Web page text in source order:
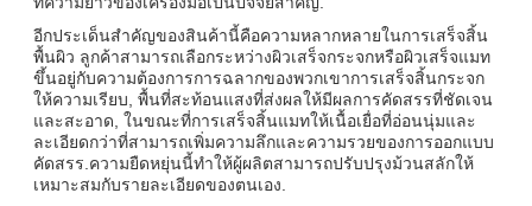
อีกประเด็นสําคัญของสินค้านี้คือความหลากหลายในการเสร็จสิ้น
พื้นผิว ลูกค้าสามารถเลือกระหว่างผิวเสร็จกระจกหรือผิวเสร็จแมท
ขึ้นอยู่กับความต้องการการฉลากของพวกเขาการเสร็จสิ้นกระจก
ให้ความเรียบ, พื้นที่สะท้อนแสงที่ส่งผลให้มีผลการคัดสรรที่ชัดเจน
และสะอาด, ในขณะที่การเสร็จสิ้นแมทให้เนื้อเยื่อที่อ่อนนุ่มและ
ละเอียดกว่าที่สามารถเพิ่มความลึกและความรวยของการออกแบบ
คัดสรร.ความยืดหยุ่นนี้ทําให้ผู้ผลิตสามารถปรับปรุงม้วนสลักให้
เหมาะสมกับรายละเอียดของตนเอง.